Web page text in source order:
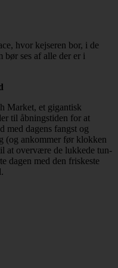
hvor kejseren bor, i de
ses af alle der er i
Market, et gigantisk
til åbningstiden for at
med dagens fangst og
(og ankommer før klokken
at overvære de lukkede tun-
dagen med den friskeste